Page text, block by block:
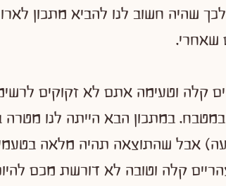
שהיה חשוב לנו להביא מתכון
שאחרי.
קלה וטעימה אתם לא זקוקים
במתכון הבא הייתה לנו מטרה
אבל שהתוצאה תהיה מלאה
קלה וטובה לא דורשת מכם